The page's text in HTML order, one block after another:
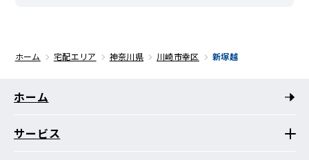
ホーム 宅配エリア 神奈川県 川崎市幸区 新塚越
ホーム
サービス